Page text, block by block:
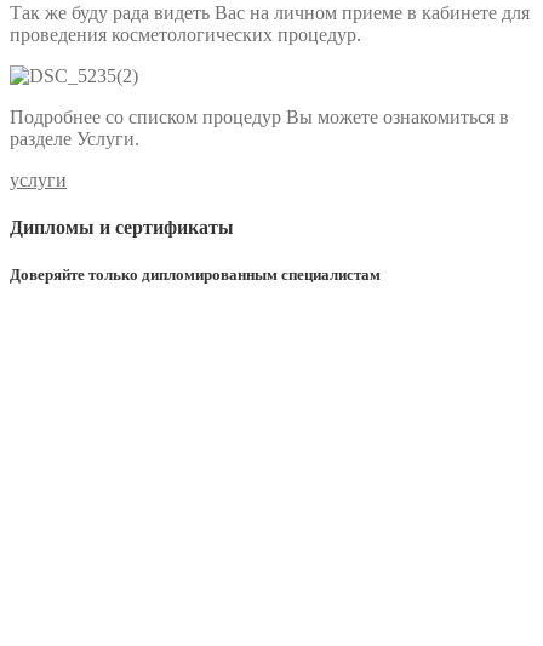
Так же буду рада видеть Вас на личном приеме в кабинете для
проведения косметологических процедур.
Подробнее со списком процедур Вы можете ознакомиться в
разделе Услуги.
услуги
Дипломы и сертификаты
Доверяйте только дипломированным специалистам